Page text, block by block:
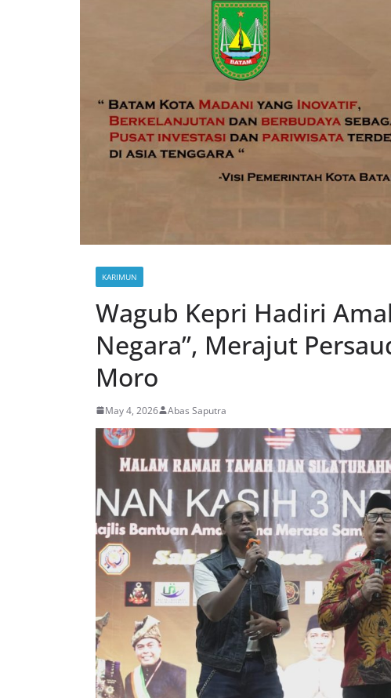
KARIMUN
Wagub Kepri Hadiri
Negara”, Merajut
Moro
May 4, 2026 Abas Saputra